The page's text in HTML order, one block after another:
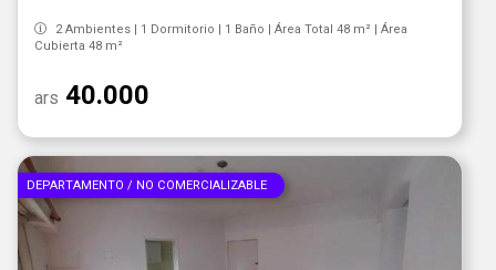
2 Ambientes | 1 Dormitorio | 1 Baño | Área Total 48 m² | Área
Cubierta 48 m²
ars 40.000
DEPARTAMENTO / NO COMERCIALIZABLE